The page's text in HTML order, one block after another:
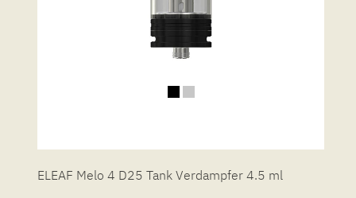
ELEAF Melo 4 D25 Tank Verdampfer 4.5 ml